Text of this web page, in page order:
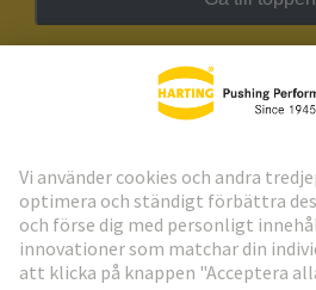
HARTING:s nyhetsbrev
Gå till registrering